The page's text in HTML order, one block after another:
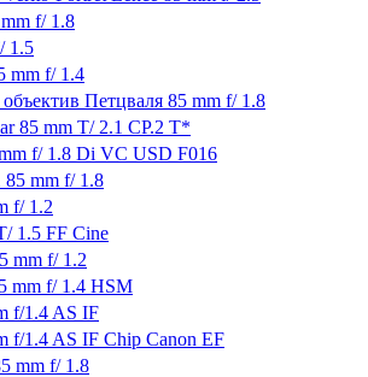
f/ 1.8
1.5
mm f/ 1.4
Петцваля 85 mm f/ 1.8
85 mm T/ 2.1 CP.2 T*
f/ 1.8 Di VC USD F016
85 mm f/ 1.8
f/ 1.2
1.5 FF Cine
mm f/ 1.2
mm f/ 1.4 HSM
f/1.4 AS IF
f/1.4 AS IF Chip Canon EF
mm f/ 1.8